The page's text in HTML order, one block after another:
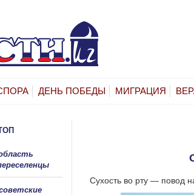
ДЕНЬ ПОБЕДЫ МИГРАЦИЯ
Сухость во рту — повод